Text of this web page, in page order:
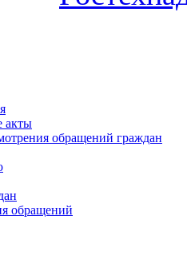
акты
обращений граждан
обращений